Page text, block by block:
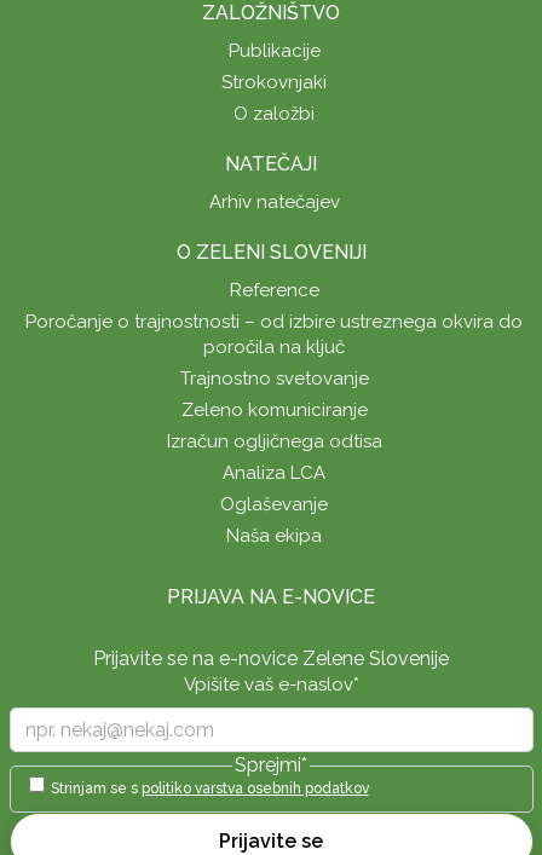
ZALOŽNIŠTVO
Publikacije
Strokovnjaki
O založbi
NATEČAJI
Arhiv natečajev
O ZELENI SLOVENIJI
Reference
Poročanje o trajnostnosti – od izbire ustreznega okvira do
poročila na ključ
Trajnostno svetovanje
Zeleno komuniciranje
Izračun ogljičnega odtisa
Analiza LCA
Oglaševanje
Naša ekipa
PRIJAVA NA E-NOVICE
Prijavite se na e-novice Zelene Slovenije
Vpišite vaš e-naslov*
Sprejmi*
Strinjam se s politiko varstva osebnih podatkov
Prijavite se